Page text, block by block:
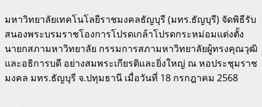
มหาวิทยาลัยเทคโนโลยีราชมงคลธัญบุรี (มทร.ธัญบุรี) จัดพิธีรับ
สนองพระบรมราชโองการโปรดเกล้าโปรดกระหม่อมแต่งตั้ง
นายกสภามหาวิทยาลัย กรรมการสภามหาวิทยาลัยผู้ทรงคุณวุฒิ
และอธิการบดี อย่างสมพระเกียรติและยิ่งใหญ่ ณ หอประชุมราช
มงคล มทร.ธัญบุรี จ.ปทุมธานี เมื่อวันที่ 18 กรกฎาคม 2568